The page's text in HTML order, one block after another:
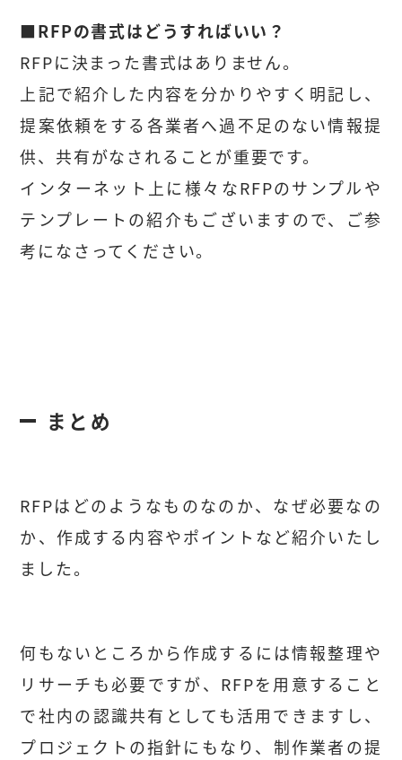
■RFPの書式はどうすればいい？
RFPに決まった書式はありません。
上記で紹介した内容を分かりやすく明記し、
提案依頼をする各業者へ過不足のない情報提
供、共有がなされることが重要です。
インターネット上に様々なRFPのサンプルや
テンプレートの紹介もございますので、ご参
考になさってください。
まとめ
RFPはどのようなものなのか、なぜ必要なの
か、作成する内容やポイントなど紹介いたし
ました。
何もないところから作成するには情報整理や
リサーチも必要ですが、RFPを用意すること
で社内の認識共有としても活用できますし、
プロジェクトの指針にもなり、制作業者の提